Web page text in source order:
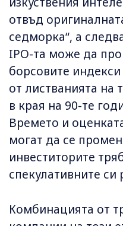
отвъд
седморка“, а
IPO-та може да
борсовите
от листванията на
в края на 90-те
Времето и
могат да се
инвеститорите
спекулативните си
Комбинацията от